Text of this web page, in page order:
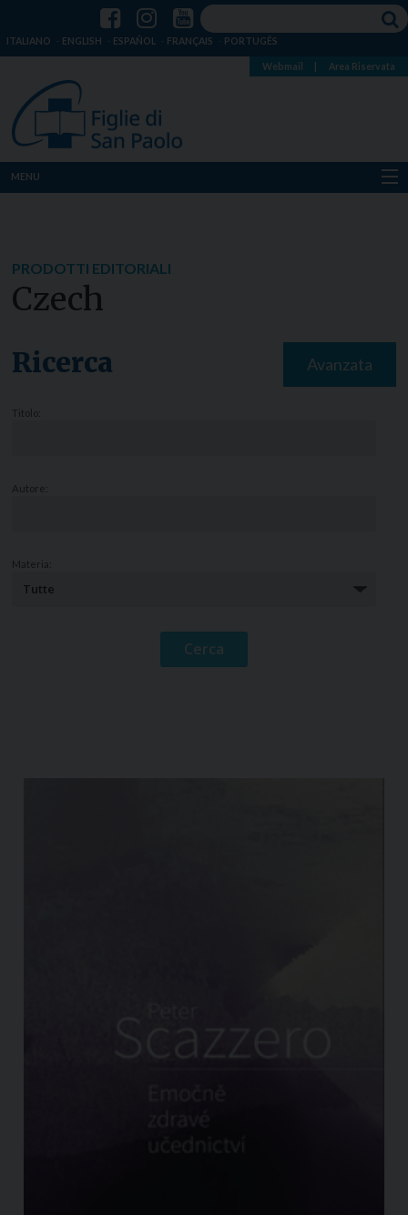
ITALIANO ENGLISH ESPAÑOL FRANÇAIS PORTUGÊS
Webmail Area Riservata
MENU
Notizie
PRODOTTI EDITORIALI
Czech
Ricerca Avanzata
Titolo:
Autore:
Materia: